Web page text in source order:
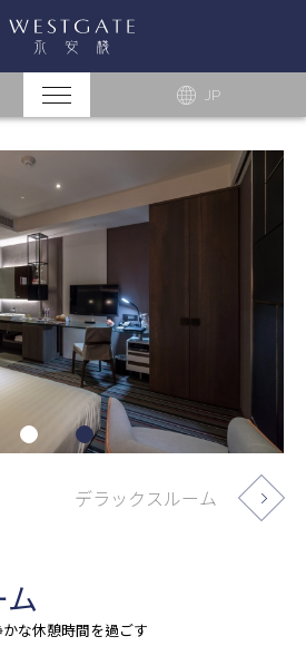
デラックスルーム
な休憩時間を過ごす
JP